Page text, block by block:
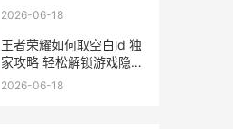
中传唱
2026-06-18
王者荣耀如何取空白ld 独
家攻略 轻松解锁游戏隐藏
功能
2026-06-18